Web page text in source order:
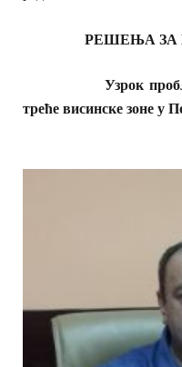
РЕШЕЊА ЗА
Узрок
трећевисинскезоне у